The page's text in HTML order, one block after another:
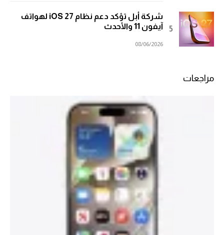
شركة أبل تؤكد دعم نظام iOS 27 لهواتف
آيفون 11 والأحدث
08/06/2026
مراجعات